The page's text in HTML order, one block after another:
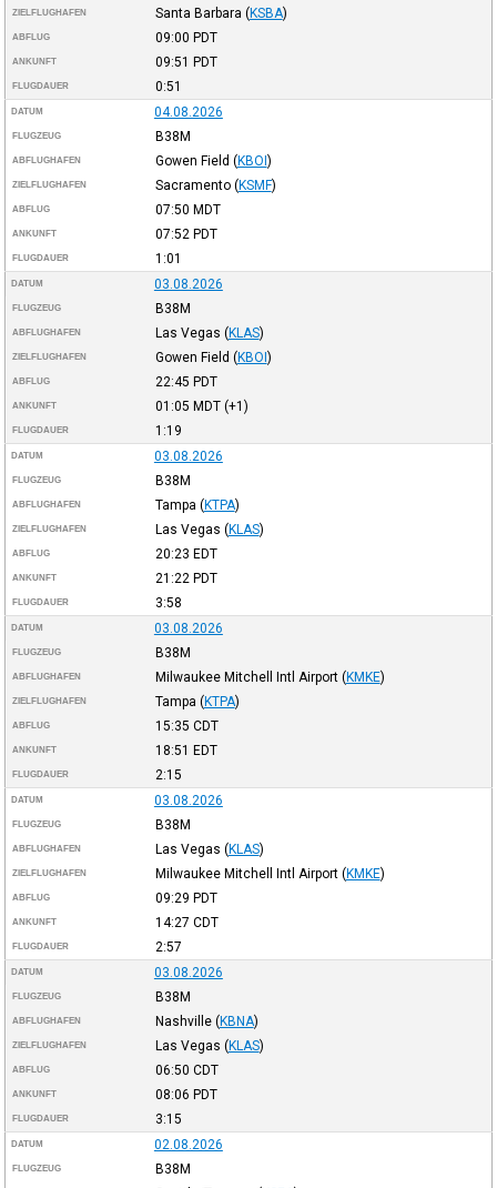
ZIELFLUGHAFEN Santa Barbara (KSBA)
ABFLUG 09:00 PDT
ANKUNFT 09:51 PDT
FLUGDAUER 0:51
DATUM 04.08.2026
FLUGZEUG B38M
ABFLUGHAFEN Gowen Field (KBOI)
ZIELFLUGHAFEN Sacramento (KSMF)
ABFLUG 07:50 MDT
ANKUNFT 07:52 PDT
FLUGDAUER 1:01
DATUM 03.08.2026
FLUGZEUG B38M
ABFLUGHAFEN Las Vegas (KLAS)
ZIELFLUGHAFEN Gowen Field (KBOI)
ABFLUG 22:45 PDT
ANKUNFT 01:05 MDT(+1)
FLUGDAUER 1:19
DATUM 03.08.2026
FLUGZEUG B38M
ABFLUGHAFEN Tampa (KTPA)
ZIELFLUGHAFEN Las Vegas (KLAS)
ABFLUG 20:23 EDT
ANKUNFT 21:22 PDT
FLUGDAUER 3:58
DATUM 03.08.2026
FLUGZEUG B38M
ABFLUGHAFEN Milwaukee Mitchell Intl Airport (KMKE)
ZIELFLUGHAFEN Tampa (KTPA)
ABFLUG 15:35 CDT
ANKUNFT 18:51 EDT
FLUGDAUER 2:15
DATUM 03.08.2026
FLUGZEUG B38M
ABFLUGHAFEN Las Vegas (KLAS)
ZIELFLUGHAFEN Milwaukee Mitchell Intl Airport (KMKE)
ABFLUG 09:29 PDT
ANKUNFT 14:27 CDT
FLUGDAUER 2:57
DATUM 03.08.2026
FLUGZEUG B38M
ABFLUGHAFEN Nashville (KBNA)
ZIELFLUGHAFEN Las Vegas (KLAS)
ABFLUG 06:50 CDT
ANKUNFT 08:06 PDT
FLUGDAUER 3:15
DATUM 02.08.2026
FLUGZEUG B38M